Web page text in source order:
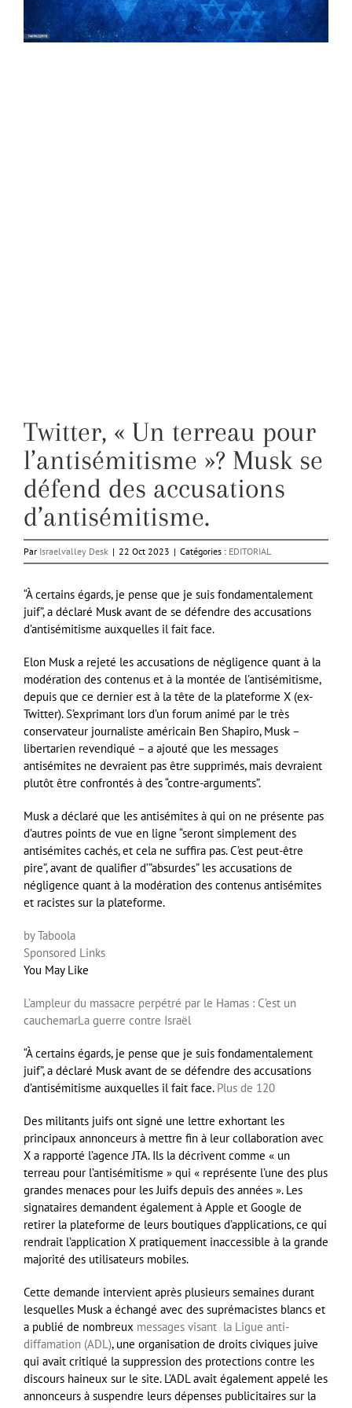
Twitter, « Un terreau pour
l’antisémitisme »? Musk se
défend des accusations
d’antisémitisme.
Par Israelvalley Desk | 22 Oct 2023 | Catégories : EDITORIAL
“À certains égards, je pense que je suis fondamentalement
juif”, a déclaré Musk avant de se défendre des accusations
d’antisémitisme auxquelles il fait face.
Elon Musk a rejeté les accusations de négligence quant à la
modération des contenus et à la montée de l’antisémitisme,
depuis que ce dernier est à la tête de la plateforme X (ex-
Twitter). S’exprimant lors d’un forum animé par le très
conservateur journaliste américain Ben Shapiro, Musk –
libertarien revendiqué – a ajouté que les messages
antisémites ne devraient pas être supprimés, mais devraient
plutôt être confrontés à des “contre-arguments”.
Musk a déclaré que les antisémites à qui on ne présente pas
d’autres points de vue en ligne “seront simplement des
antisémites cachés, et cela ne suffira pas. C’est peut-être
pire”, avant de qualifier d’”absurdes” les accusations de
négligence quant à la modération des contenus antisémites
et racistes sur la plateforme.
by Taboola
Sponsored Links
You May Like
L’ampleur du massacre perpétré par le Hamas : C’est un
cauchemarLa guerre contre Israël
“À certains égards, je pense que je suis fondamentalement
juif”, a déclaré Musk avant de se défendre des accusations
d’antisémitisme auxquelles il fait face. Plus de 120
Des militants juifs ont signé une lettre exhortant les
principaux annonceurs à mettre fin à leur collaboration avec
X a rapporté l’agence JTA. Ils la décrivent comme « un
terreau pour l’antisémitisme » qui « représente l’une des plus
grandes menaces pour les Juifs depuis des années ». Les
signataires demandent également à Apple et Google de
retirer la plateforme de leurs boutiques d’applications, ce qui
rendrait l’application X pratiquement inaccessible à la grande
majorité des utilisateurs mobiles.
Cette demande intervient après plusieurs semaines durant
lesquelles Musk a échangé avec des suprémacistes blancs et
a publié de nombreux messages visant la Ligue anti-
diffamation (ADL), une organisation de droits civiques juive
qui avait critiqué la suppression des protections contre les
discours haineux sur le site. L’ADL avait également appelé les
annonceurs à suspendre leurs dépenses publicitaires sur la